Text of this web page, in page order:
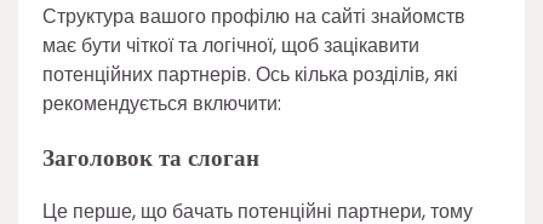
Структура вашого профілю на сайті знайомств
має бути чіткої та логічної, щоб зацікавити
потенційних партнерів. Ось кілька розділів, які
рекомендується включити:
Заголовок та слоган
Це перше, що бачать потенційні партнери, тому